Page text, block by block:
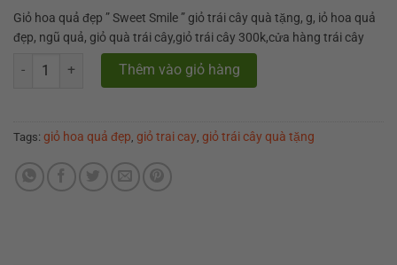
Giỏ hoa quả đẹp ” Sweet Smile ” giỏ trái cây quà tặng, g, iỏ hoa quả
đẹp, ngũ quả, giỏ quà trái cây,giỏ trái cây 300k,cửa hàng trái cây
Giỏ hoa quả đẹp " Sweet Smile " quantity
Thêm vào giỏ hàng
Tags: giỏ hoa quả đẹp giỏ trai cay giỏ trái cây quà tặng